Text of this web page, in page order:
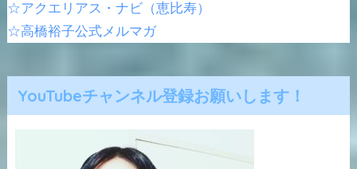
☆アクエリアス・ナビ（恵比寿）
☆高橋裕子公式メルマガ
YouTubeチャンネル登録お願いします！